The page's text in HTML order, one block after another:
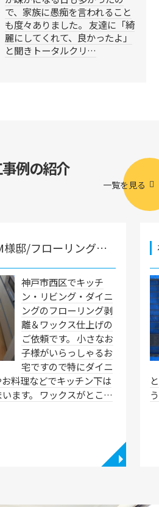
で、家族に愚痴を言われること
も度々ありました。 友達に「綺
麗にしてくれて、良かったよ」
と聞きトータルクリ…
例の紹介
一覧を見る
様邸/フローリング…
神戸市西区でキッチ
ン・リビング・ダイニ
ングのフローリング剥
離＆ワックス仕上げの
ご依頼です。 小さなお
子様がいらっしゃるお
宅ですので特にダイニ
料理などでキッチン下は
ます。 ワックスがとこ…
◥